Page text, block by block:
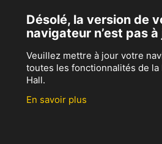
Désolé, la version de
navigateur n’est pas à
Veuillez mettre à jour votre
toutes les fonctionnalités de
Hall.
En savoir plus